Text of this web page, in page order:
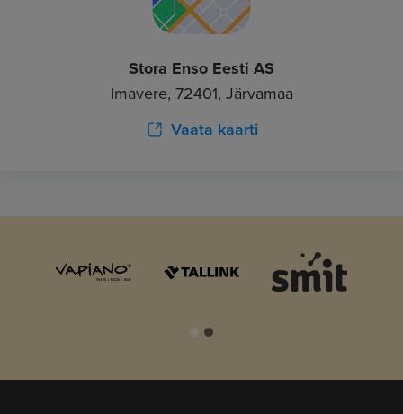
Stora Enso Eesti AS
Imavere, 72401, Järvamaa
Vaata kaarti